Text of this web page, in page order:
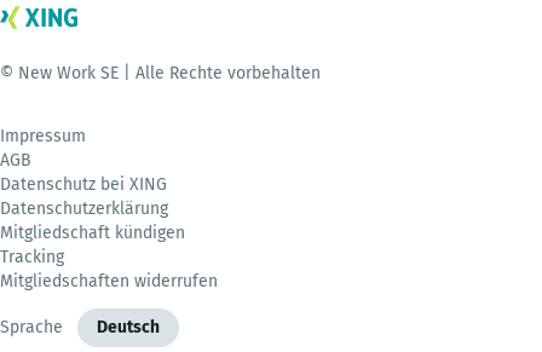
© New Work SE | Alle Rechte vorbehalten
Impressum
AGB
Datenschutz bei XING
Datenschutzerklärung
Mitgliedschaft kündigen
Tracking
Mitgliedschaften widerrufen
Sprache Deutsch